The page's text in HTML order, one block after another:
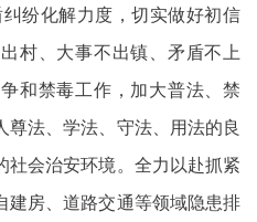
纷化解力度，切实做好初信
村、大事不出镇、矛盾不上
和禁毒工作，加大普法、禁
法、学法、守法、用法的良
会治安环境。全力以赴抓紧
建房、道路交通等领域隐患排